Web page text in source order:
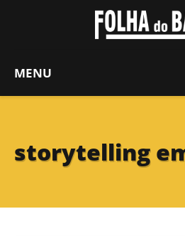
MENU
storytelling